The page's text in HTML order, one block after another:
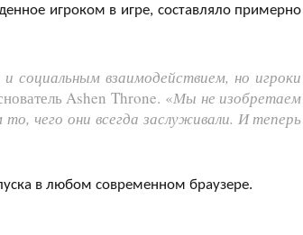
игроком в игре, составляло примерно
социальным взаимодействием, но игроки
Ashen Throne. «Мы не изобретаем
чего они всегда заслуживали. И теперь
в любом современном браузере.